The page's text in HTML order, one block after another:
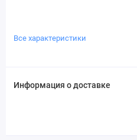
Все характеристики
Информация о доставке